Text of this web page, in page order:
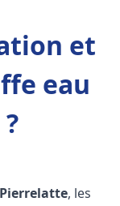
et
eau
Pierrelatte, les